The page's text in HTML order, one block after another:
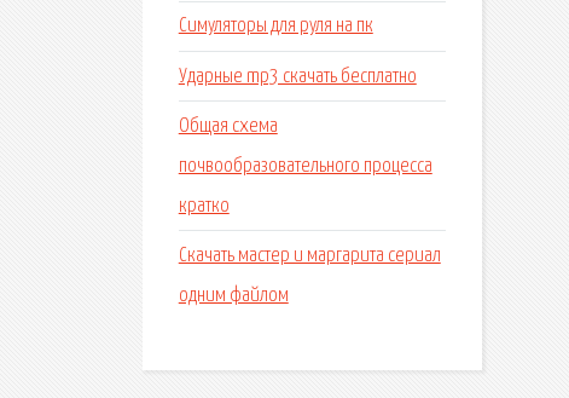
Симуляторы для руля на пк
Ударные mp3 скачать бесплатно
Общая схема
почвообразовательного процесса
кратко
Скачать мастер и маргарита сериал
одним файлом